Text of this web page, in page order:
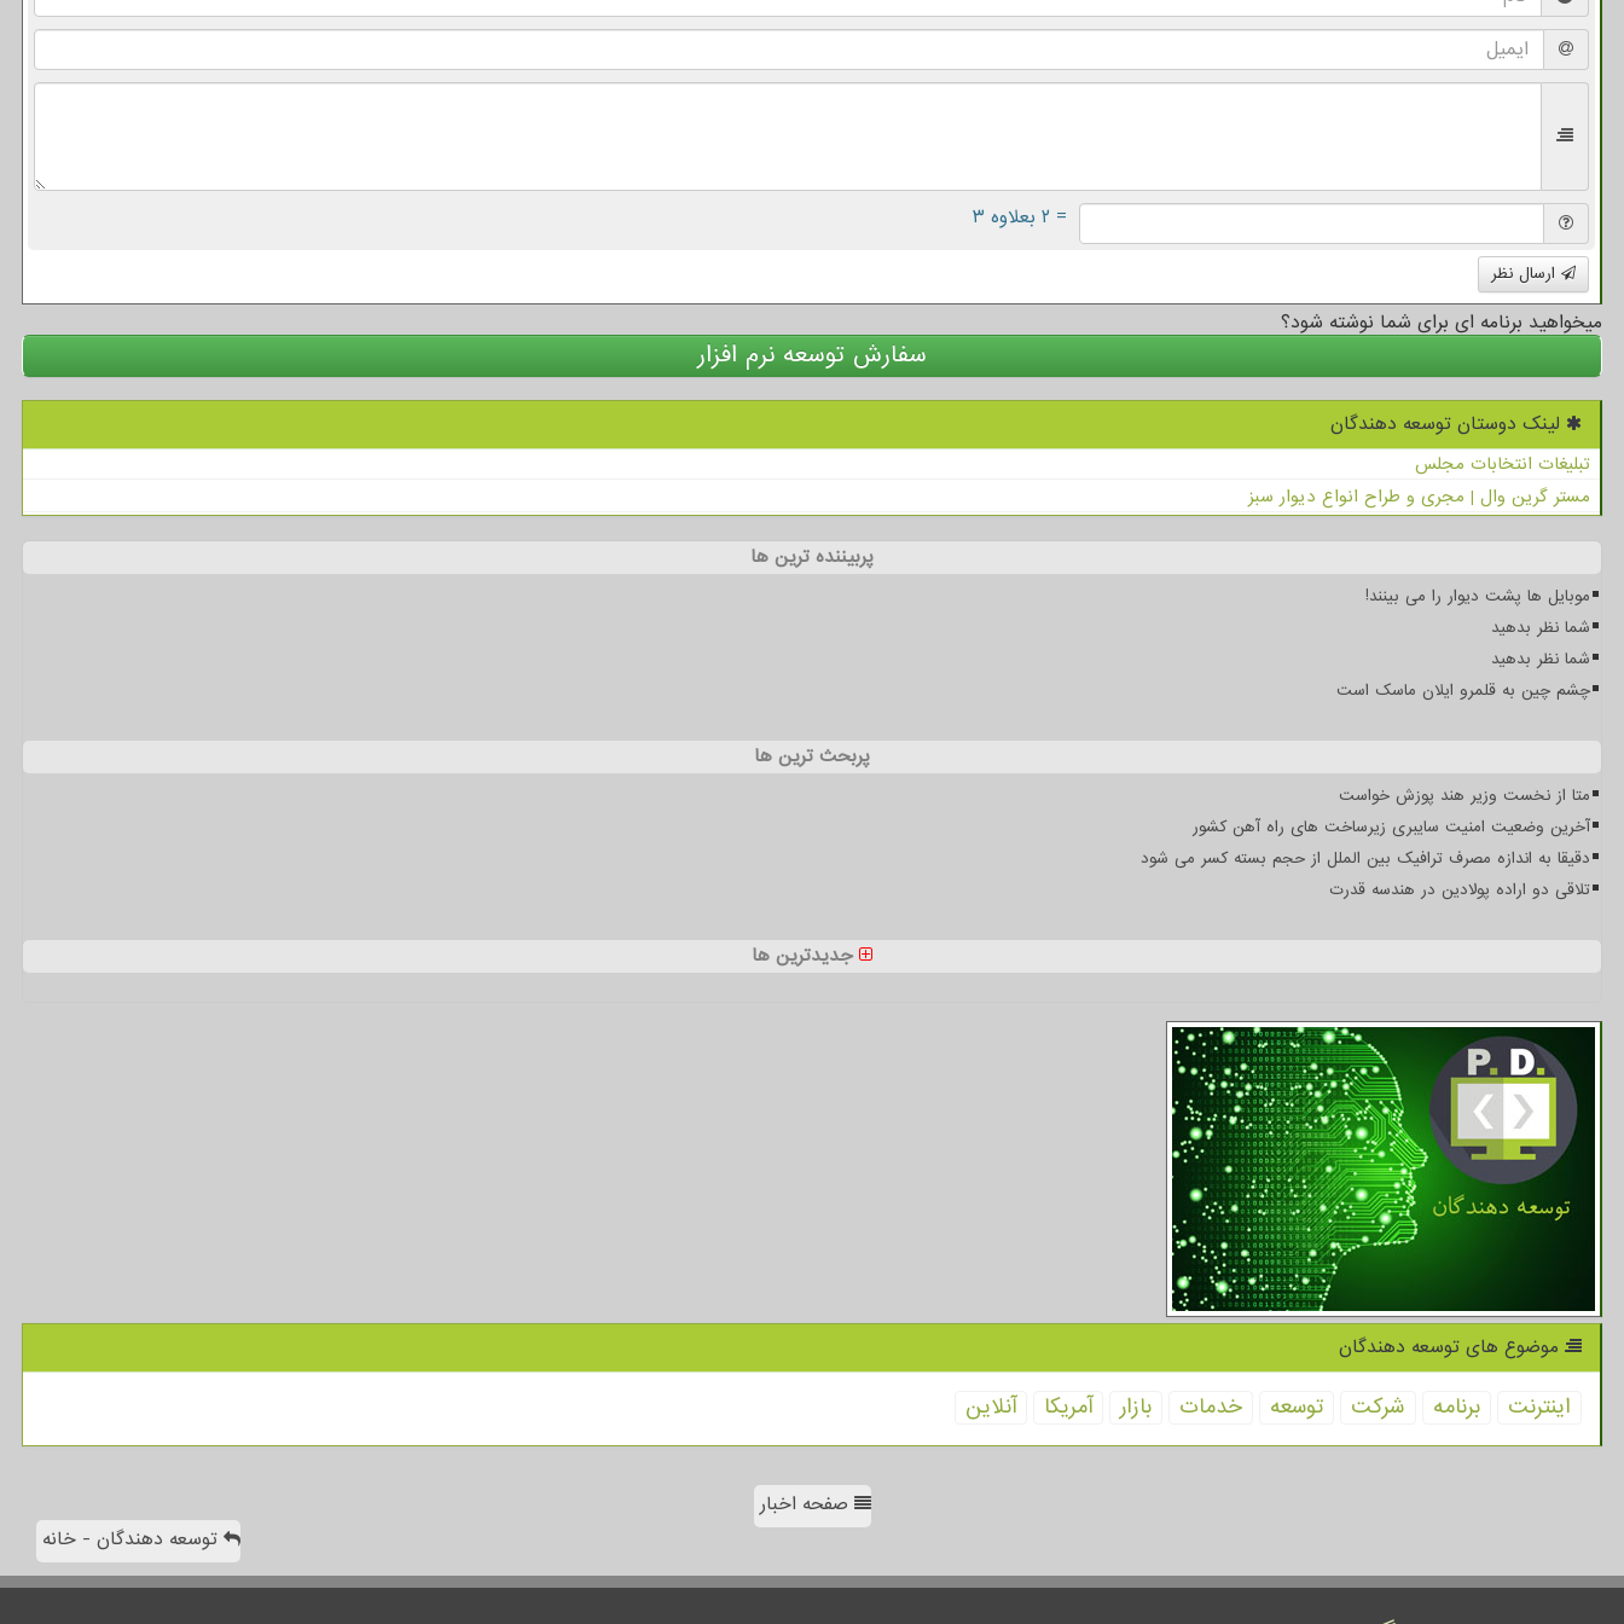
= ۲ بعلاوه ۳
ارسال نظر
میخواهید برنامه ای برای شما نوشته شود؟
سفارش توسعه نرم افزار
لینک دوستان توسعه دهندگان
تبلیغات انتخابات مجلس
مستر گرین وال | مجری و طراح انواع دیوار سبز
پربیننده ترین ها
موبایل ها پشت دیوار را می بینند!
شما نظر بدهید
شما نظر بدهید
چشم چین به قلمرو ایلان ماسک است
پربحث ترین ها
متا از نخست وزیر هند پوزش خواست
آخرین وضعیت امنیت سایبری زیرساخت های راه آهن کشور
دقیقا به اندازه مصرف ترافیک بین الملل از حجم بسته کسر می شود
تلاقی دو اراده پولادین در هندسه قدرت
جدیدترین ها
موضوع های توسعه دهندگان
اینترنت برنامه شركت توسعه خدمات بازار آمریكا آنلاین
صفحه اخبار
توسعه دهندگان - خانه